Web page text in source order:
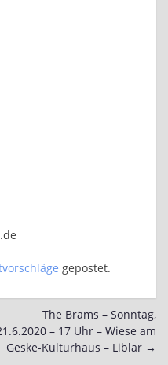
gepostet.
The Brams – Sonntag,
– 17 Uhr – Wiese am
Geske-Kulturhaus – Liblar →